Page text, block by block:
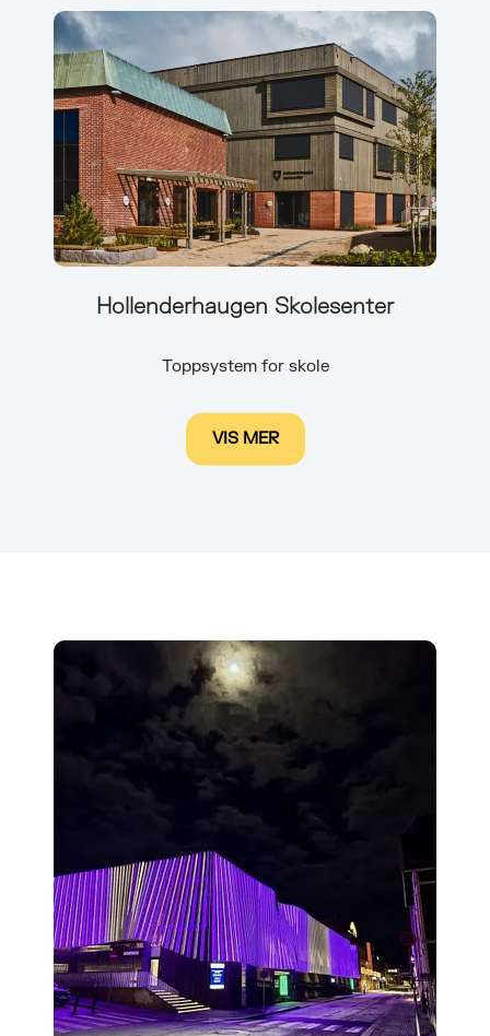
Hollenderhaugen Skolesenter
Toppsystem for skole
VIS MER